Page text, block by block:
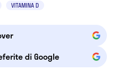
VITAMINA D
di Google